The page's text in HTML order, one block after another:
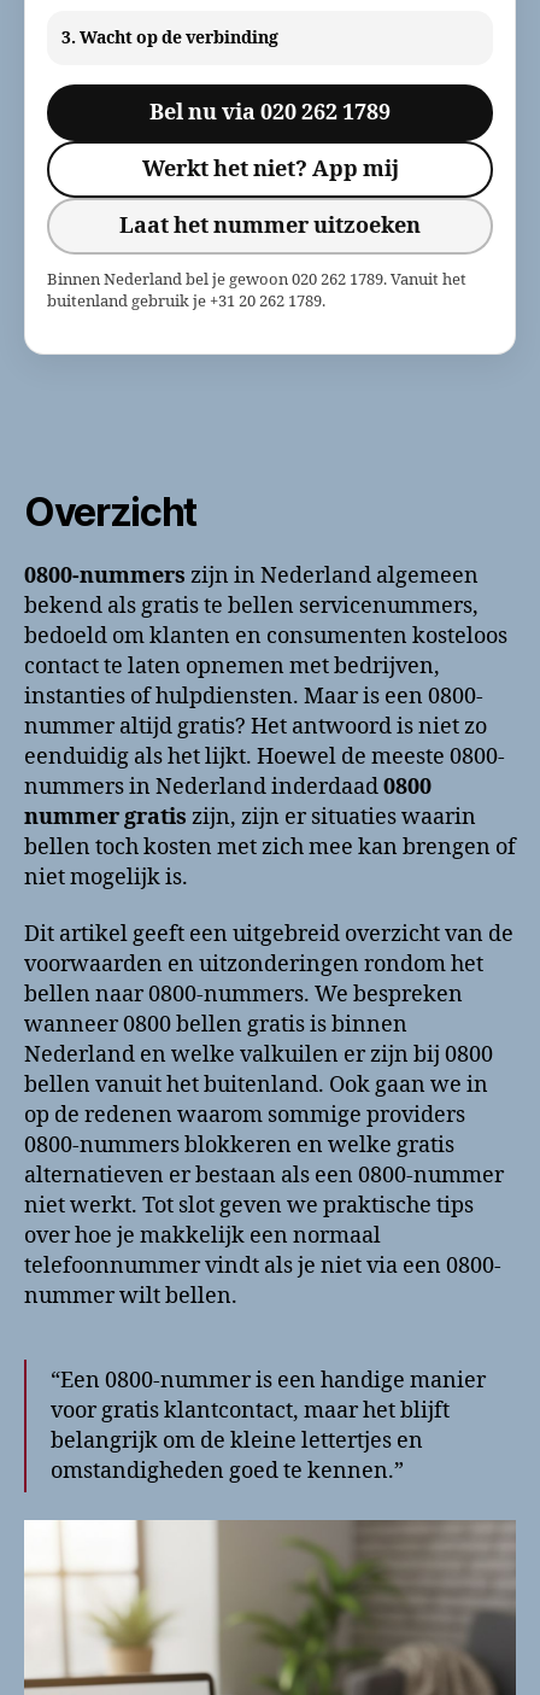
3. Wacht op de verbinding
Bel nu via 020 262 1789
Werkt het niet? App mij
Laat het nummer uitzoeken
Binnen Nederland bel je gewoon 020 262 1789. Vanuit het
buitenland gebruik je +31 20 262 1789.
Overzicht
0800-nummers zijn in Nederland algemeen
bekend als gratis te bellen servicenummers,
bedoeld om klanten en consumenten kosteloos
contact te laten opnemen met bedrijven,
instanties of hulpdiensten. Maar is een 0800-
nummer altijd gratis? Het antwoord is niet zo
eenduidig als het lijkt. Hoewel de meeste 0800-
nummers in Nederland inderdaad0800
nummer gratis zijn, zijn er situaties waarin
bellen toch kosten met zich mee kan brengen of
niet mogelijk is.
Dit artikel geeft een uitgebreid overzicht van de
voorwaarden en uitzonderingen rondom het
bellen naar 0800-nummers. We bespreken
wanneer 0800 bellen gratis is binnen
Nederland en welke valkuilen er zijn bij 0800
bellen vanuit het buitenland. Ook gaan we in
op de redenen waarom sommige providers
0800-nummers blokkeren en welke gratis
alternatieven er bestaan als een 0800-nummer
niet werkt. Tot slot geven we praktische tips
over hoe je makkelijk een normaal
telefoonnummer vindt als je niet via een 0800-
nummer wilt bellen.
“Een 0800-nummer is een handige manier
voor gratis klantcontact, maar het blijft
belangrijk om de kleine lettertjes en
omstandigheden goed te kennen.”